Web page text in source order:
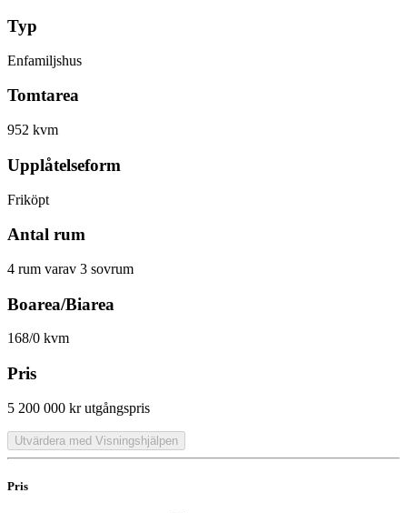
Typ
Enfamiljshus
Tomtarea
952 kvm
Upplåtelseform
Friköpt
Antal rum
4 rum varav 3 sovrum
Boarea/Biarea
168/0 kvm
Pris
5 200 000 kr utgångspris
Utvärdera med Visningshjälpen
Pris